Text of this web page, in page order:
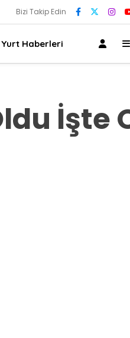
Bizi Takip Edin
Yurt Haberleri
İşte